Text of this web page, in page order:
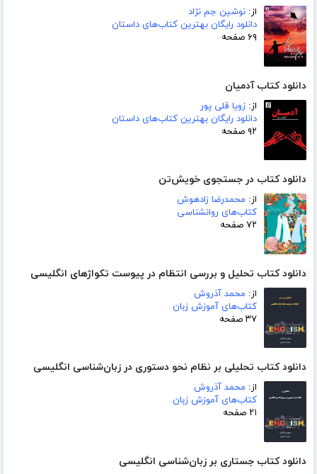
از: نوشین جم نژاد
دانلود رایگان بهترین کتاب‌های داستان
۶۹ صفحه
دانلود کتاب آدمیان
از: زویا قلی پور
دانلود رایگان بهترین کتاب‌های داستان
۹۲ صفحه
دانلود کتاب در جستجوی خویش‌تن
از: محمدرضا زادهوش
کتاب‌های روانشناسی
۷۲ صفحه
دانلود کتاب تحلیل و بررسی انتظام در پیوست تکواژهای انگلیسی
از: محمد آذروش
کتاب‌های آموزش زبان
۳۷ صفحه
دانلود کتاب تحلیلی بر نظام نحو دستوری در زبان‌شناسی انگلیسی
از: محمد آذروش
کتاب‌های آموزش زبان
۲۱ صفحه
دانلود کتاب جستاری بر زبان‌شناسی انگلیسی